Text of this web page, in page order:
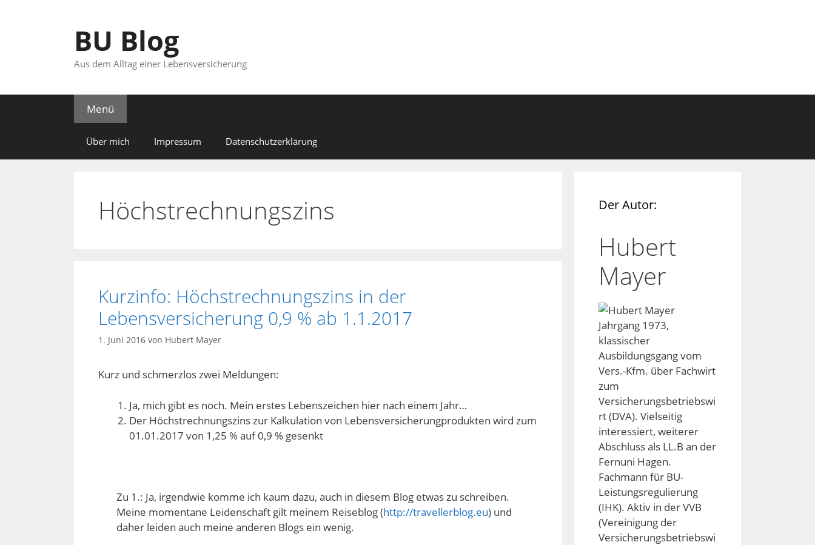
BU Blog
Aus dem Alltag einer Lebensversicherung
Menü
Über mich Impressum Datenschutzerklärung
Höchstrechnungszins
Kurzinfo: Höchstrechnungszins in der
Lebensversicherung 0,9 % ab 1.1.2017
1. Juni 2016 von Hubert Mayer
Kurz und schmerzlos zwei Meldungen:
Ja, mich gibt es noch. Mein erstes Lebenszeichen hier nach einem Jahr…
Der Höchstrechnungszins zur Kalkulation von Lebensversicherungprodukten wird zum
01.01.2017 von 1,25 % auf 0,9 % gesenkt
Zu 1.: Ja, irgendwie komme ich kaum dazu, auch in diesem Blog etwas zu schreiben.
Meine momentane Leidenschaft gilt meinem Reiseblog (http://travellerblog.eu) und
daher leiden auch meine anderen Blogs ein wenig.
Der Autor:
Hubert
Mayer
Jahrgang 1973,
klassischer
Ausbildungsgang vom
Vers.-Kfm. über Fachwirt
zum
Versicherungsbetriebswi
rt (DVA). Vielseitig
interessiert, weiterer
Abschluss als LL.B an der
Fernuni Hagen.
Fachmann für BU-
Leistungsregulierung
(IHK). Aktiv in der VVB
(Vereinigung der
Versicherungsbetriebswi